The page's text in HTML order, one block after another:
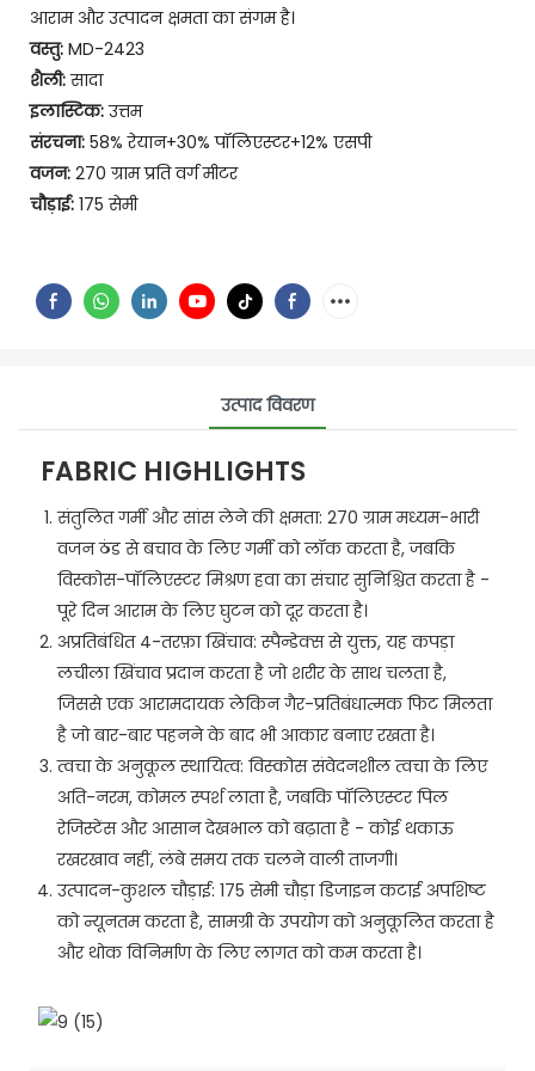
आराम और उत्पादन क्षमता का संगम है।
वस्तु: MD-2423
शैली:सादा
इलास्टिक:उत्तम
संरचना: 58% रेयान+30% पॉलिएस्टर+12% एसपी
वजन: 270 ग्राम प्रति वर्ग मीटर
चौड़ाई: 175 सेमी
उत्पाद विवरण
FABRIC HIGHLIGHTS
संतुलित गर्मी और सांस लेने की क्षमता: 270 ग्राम मध्यम-भारी
वजन ठंड से बचाव के लिए गर्मी को लॉक करता है, जबकि
विस्कोस-पॉलिएस्टर मिश्रण हवा का संचार सुनिश्चित करता है -
पूरे दिन आराम के लिए घुटन को दूर करता है।
अप्रतिबंधित 4-तरफ़ा खिंचाव: स्पैन्डेक्स से युक्त, यह कपड़ा
लचीला खिंचाव प्रदान करता है जो शरीर के साथ चलता है,
जिससे एक आरामदायक लेकिन गैर-प्रतिबंधात्मक फिट मिलता
है जो बार-बार पहनने के बाद भी आकार बनाए रखता है।
त्वचा के अनुकूल स्थायित्व: विस्कोस संवेदनशील त्वचा के लिए
अति-नरम, कोमल स्पर्श लाता है, जबकि पॉलिएस्टर पिल
रेजिस्टेंस और आसान देखभाल को बढ़ाता है - कोई थकाऊ
रखरखाव नहीं, लंबे समय तक चलने वाली ताजगी।
उत्पादन-कुशल चौड़ाई: 175 सेमी चौड़ा डिजाइन कटाई अपशिष्ट
को न्यूनतम करता है, सामग्री के उपयोग को अनुकूलित करता है
और थोक विनिर्माण के लिए लागत को कम करता है।